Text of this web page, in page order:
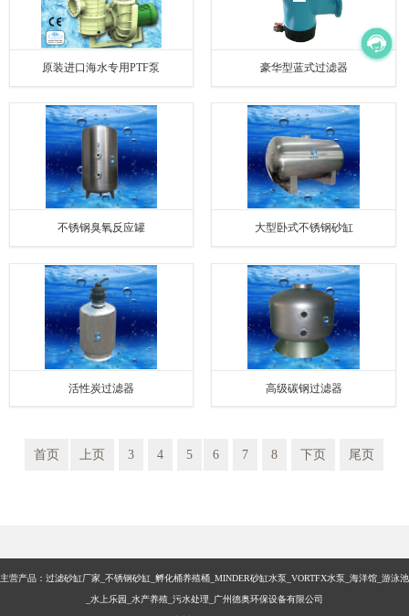
原装进口海水专用PTF泵 豪华型蓝式过滤器
不锈钢臭氧反应罐 大型卧式不锈钢砂缸
活性炭过滤器 高级碳钢过滤器
首页 上页 3 4 5 6 7 8 下页 尾页
主营产品：过滤砂缸厂家_不锈钢砂缸_孵化桶养殖桶_MINDER砂缸水泵_VORTFX水泵_海洋馆_游泳池
_水上乐园_水产养殖_污水处理_广州德奥环保设备有限公司